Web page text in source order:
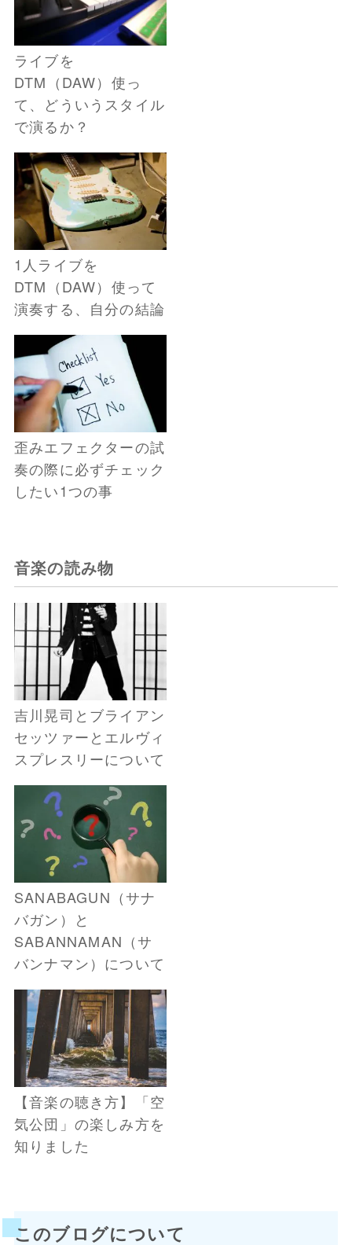
ライブを
DTM（DAW）使っ
て、どういうスタイル
で演るか？
1人ライブを
DTM（DAW）使って
演奏する、自分の結論
歪みエフェクターの試
奏の際に必ずチェック
したい1つの事
音楽の読み物
吉川晃司とブライアン
セッツァーとエルヴィ
スプレスリーについて
SANABAGUN（サナ
バガン）と
SABANNAMAN（サ
バンナマン）について
【音楽の聴き方】「空
気公団」の楽しみ方を
知りました
このブログについて